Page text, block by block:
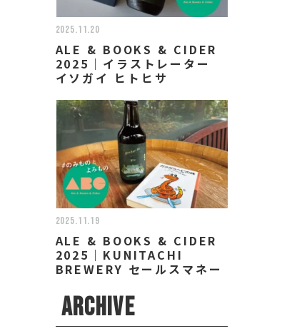
2025.11.20
ALE & BOOKS & CIDER
2025｜イラストレーター
イソガイ ヒトヒサ
2025.11.19
ALE & BOOKS & CIDER
2025｜KUNITACHI
BREWERY セールスマネー
なお
ARCHIVE